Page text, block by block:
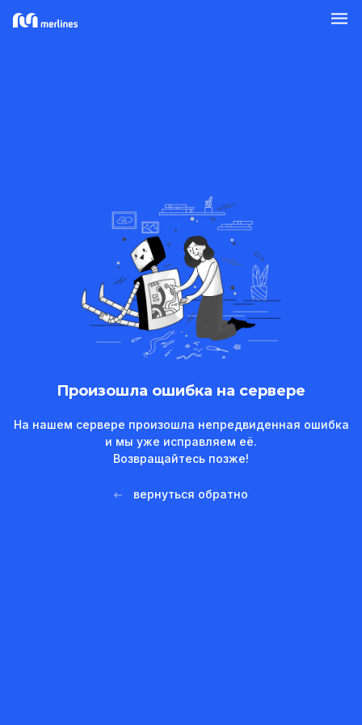
Произошла ошибка на сервере
На нашем сервере произошла непредвиденная ошибка
и мы уже исправляем её.
Возвращайтесь позже!
вернуться обратно